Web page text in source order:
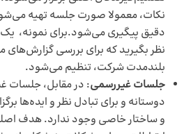
نکات، معمولا صورت‌ جلسه تهیه
دقیق پیگیری می‌شود.برای نمونه،
نظر بگیرید که برای بررسی گزارش‌های
بلندمدت شرکت، تنظیم می‌شود.
جلسات غیررسمی: در مقابل، جلسات
دوستانه و برای تبادل نظر و ایده‌ها
و ساختار خاصی وجود ندارد. هدف